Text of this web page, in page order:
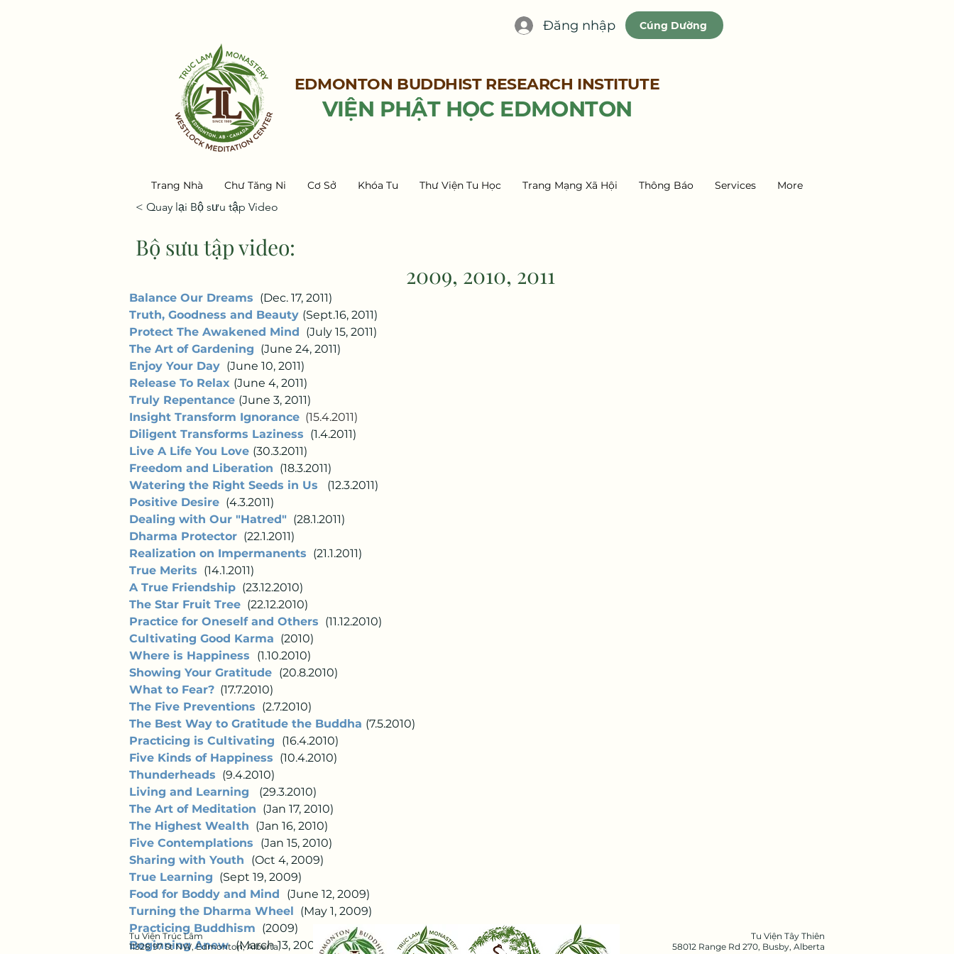
Đăng nhập Cúng Dường
EDMONTON BUDDHIST RESEARCH INSTITUTE
VIỆN PHẬT HỌC EDMONTON
Trang Nhà Chư Tăng Ni Cơ Sở Khóa Tu Thư Viện Tu Học Trang Mạng Xã Hội Thông Báo Services More
< Quay lại Bộ sưu tập Video
Bộ sưu tập video:
2009, 2010, 2011
Balance Our Dreams (Dec. 17, 2011)
Truth, Goodness and Beauty (Sept.16, 2011)
Protect The Awakened Mind (July 15, 2011)
The Art of Gardening (June 24, 2011)
Enjoy Your Day (June 10, 2011)
Release To Relax (June 4, 2011)
Truly Repentance (June 3, 2011)
Insight Transform Ignorance (15.4.2011)
Diligent Transforms Laziness (1.4.2011)
Live A Life You Love (30.3.2011)
Freedom and Liberation (18.3.2011)
Watering the Right Seeds in Us
(12.3.2011)
Positive Desire (4.3.2011)
Dealing with Our "Hatred" (28.1.2011)
Dharma Protector (22.1.2011)
Realization on Impermanents (21.1.2011)
True Merits (14.1.2011)
A True Friendship (23.12.2010)
The Star Fruit Tree (22.12.2010)
Practice for Oneself and Others (11.12.2010)
Cultivating Good Karma (2010)
Where is Happiness
(1.10.2010)
Showing Your Gratitude (20.8.2010)
What to Fear? (17.7.2010)
The Five Preventions (2.7.2010)
The Best Way to Gratitude the Buddha (7.5.2010)
Practicing is Cultivating
(16.4.2010)
Five Kinds of Happiness (10.4.2010)
Thunderheads (9.4.2010)
Living and Learning
(29.3.2010)
The Art of Meditation (Jan 17, 2010)
The Highest Wealth (Jan 16, 2010)
Five Contemplations
(Jan 15, 2010)
Sharing with Youth
(Oct 4, 2009)
True Learning (Sept 19, 2009)
Food for Boddy and Mind
(June 12, 2009)
Turning the Dharma Wheel (May 1, 2009)
Practicing Buddhism (2009)
Beginning Anew (March 13, 2009)
Tu Viện Trúc Lâm
11328 97 St NW, Edmonton, Alberta,
Tu Viện Tây Thiên
58012 Range Rd 270, Busby, Alberta